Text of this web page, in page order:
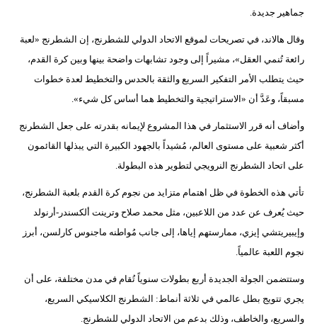
سيارات
جماهير جديدة.
وقال هالاند، في تصريحات لموقع الاتحاد الدولي للشطرنج، إن الشطرنج «لعبة
رائعة تُنمي العقل»، مشيراً إلى وجود تشابهات واضحة بينها وبين كرة القدم،
حيث يتطلب الأمر التفكير السريع والثقة بالحدس والتخطيط لعدة خطوات
مسبقاً، وعَدَّ أن «الاستراتيجية والتخطيط هما أساس كل شيء».
وأضاف أنه قرر الاستثمار في هذا المشروع لإيمانه بقدرته على جعل الشطرنج
أكثر شعبية على مستوى العالم، مُشيداً بالجهود الكبيرة التي يبذلها القائمون
على اتحاد الشطرنج النرويجي لتطوير هذه البطولة.
تأتي هذه الخطوة في ظل اهتمام متزايد من نجوم كرة القدم بلعبة الشطرنج،
حيث يُعرف عن عدد من اللاعبين، مثل محمد صلاح وترينت ألكسندر-أرنولد
وإيبيريتشي إيزي، ممارستهم إياها، إلى جانب مُواطنه ماجنوس كارلسن، أبرز
نجوم اللعبة عالمياً.
وستتضمن الجولة الجديدة أربع بطولات سنوياً تُقام في مدن مختلفة، على أن
يجري تتويج بطل عالمي في ثلاثة أنماط: الشطرنج الكلاسيكي السريع،
والسريع، والخاطف، وذلك بدعم من الاتحاد الدولي للشطرنج.